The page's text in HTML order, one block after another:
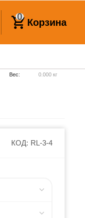
0
Корзина
КОД: RL-3-4
Вес: 0.000 кг